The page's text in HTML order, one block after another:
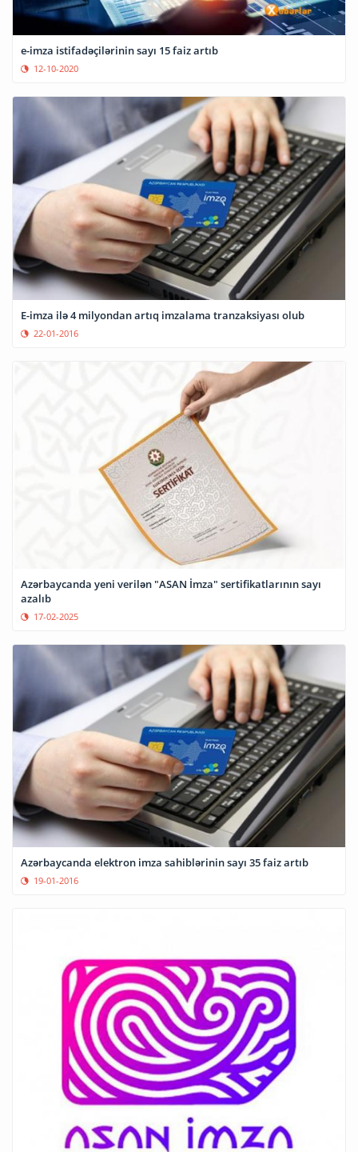
e-imza istifadəçilərinin sayı 15 faiz artıb
12-10-2020
E-imza ilə 4 milyondan artıq imzalama tranzaksiyası olub
22-01-2016
Azərbaycanda yeni verilən "ASAN İmza" sertifikatlarının sayı
azalıb
17-02-2025
Azərbaycanda elektron imza sahiblərinin sayı 35 faiz artıb
19-01-2016